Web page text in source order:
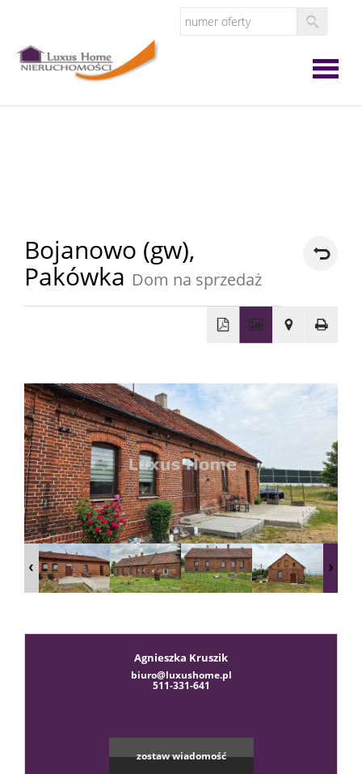
Zgłoś
chęć
kupna
Usługi
Bojanowo (gw),
Pakówka Dom na sprzedaż
Agnieszka Kruszik
biuro@luxushome.pl
511-331-641
zostaw wiadomość